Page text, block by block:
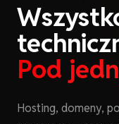
Pod
Hosting, domeny,